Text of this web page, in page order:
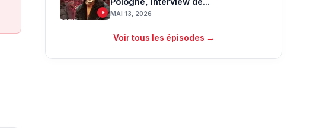
MAI 13, 2026
Voir tous les épisodes →